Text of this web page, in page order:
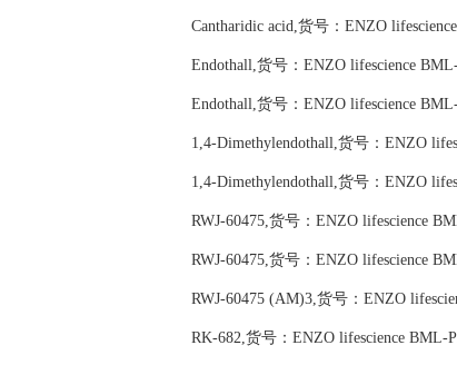
Cantharidic acid,货号：ENZO
Endothall,货号：ENZO lifescience
Endothall,货号：ENZO lifescience
1,4-Dimethylendothall,货号：ENZO
1,4-Dimethylendothall,货号：ENZO
RWJ-60475,货号：ENZO lifescience
RWJ-60475,货号：ENZO lifescience
RWJ-60475 (AM)3,货号：ENZO
RK-682,货号：ENZO lifescience BML-